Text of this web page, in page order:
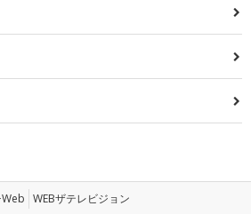
WEBザテレビジョン